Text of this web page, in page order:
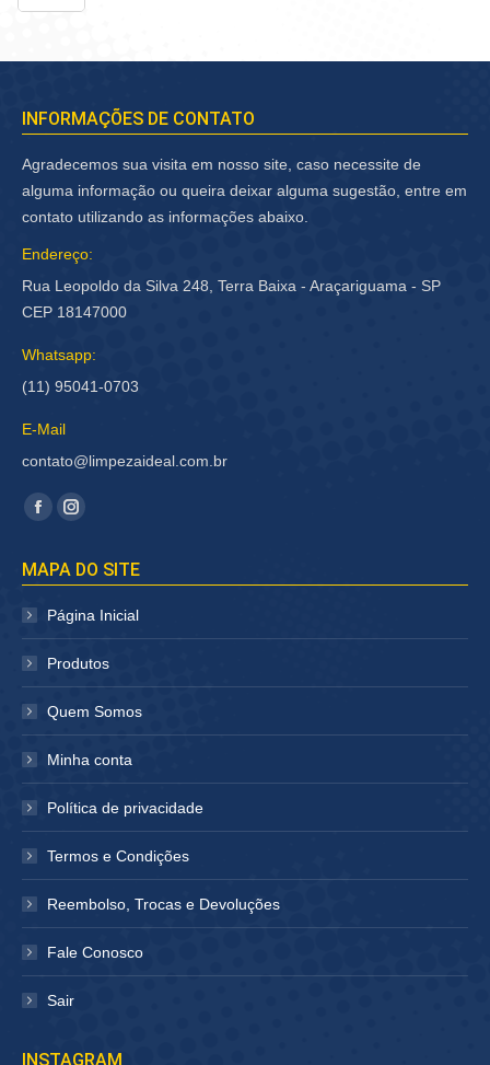
INFORMAÇÕES DE CONTATO
Agradecemos sua visita em nosso site, caso necessite de
alguma informação ou queira deixar alguma sugestão, entre em
contato utilizando as informações abaixo.
Endereço:
Rua Leopoldo da Silva 248, Terra Baixa - Araçariguama - SP
CEP 18147000
Whatsapp:
(11) 95041-0703
E-Mail
contato@limpezaideal.com.br
Encontre-nos em:
Facebook
abre
em
janela
Instagram
abre
janela
MAPA DO SITE
Página Inicial
Produtos
Quem Somos
Minha conta
Política de privacidade
Termos e Condições
Reembolso, Trocas e Devoluções
Fale Conosco
Sair
INSTAGRAM